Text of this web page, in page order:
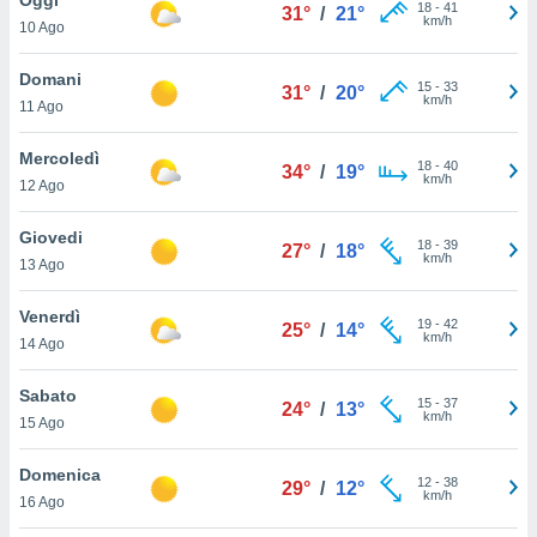
è
al sito
di
ci
di
il
un
la
nella
10 Ago
31° / 21° 18- 41
km/h
Domani
11 Ago
31° / 20° 15- 33
km/h
Mercoledì
12 Ago
34° / 19° 18- 40
km/h
Giovedi
13 Ago
27° / 18° 18- 39
km/h
Venerdì
14 Ago
25° / 14° 19- 42
km/h
Sabato
15 Ago
24° / 13° 15- 37
km/h
Domenica
16 Ago
29° / 12° 12- 38
km/h